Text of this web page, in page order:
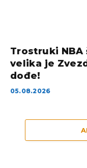
Trostruki NBA
velika je
dođe!
05.08.2026